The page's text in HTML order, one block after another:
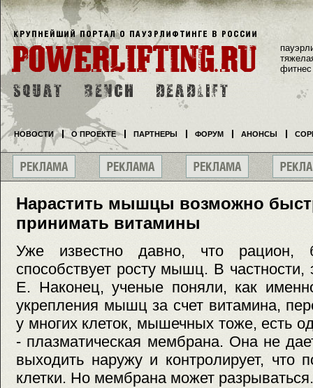
Нарастить мышцы возможно
принимать витамины
Уже известно давно, что рацион,
способствует росту мышц. В частности,
Е. Наконец, ученые поняли, как
укрепления мышц за счет витамина,
у многих клеток, мышечных тоже, есть
- плазматическая мембрана. Она не
выходить наружу и контролирует, что
клетки. Но мембрана может разрываться.
фитнес
НОВОСТИ О ПРОЕКТЕ ПАРТНЕРЫ ФОРУМ АНОНСЫ